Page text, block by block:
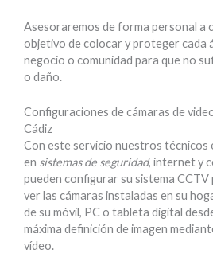
Asesoraremos de forma personal a
objetivo de colocar y proteger cada
negocio o comunidad para que no
o daño.
Configuraciones de cámaras de
Cádiz
Con este servicio nuestros técnicos
en sistemas de seguridad, internet y
pueden configurar su sistema CCTV
ver las cámaras instaladas en su
de su móvil, PC o tableta digital
máxima definición de imagen
vídeo.